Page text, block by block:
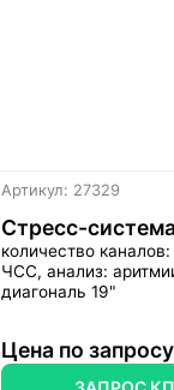
Артикул: 27329
Стресс-
количество
ЧСС, анализ:
диагональ 19"
Цена по запросу